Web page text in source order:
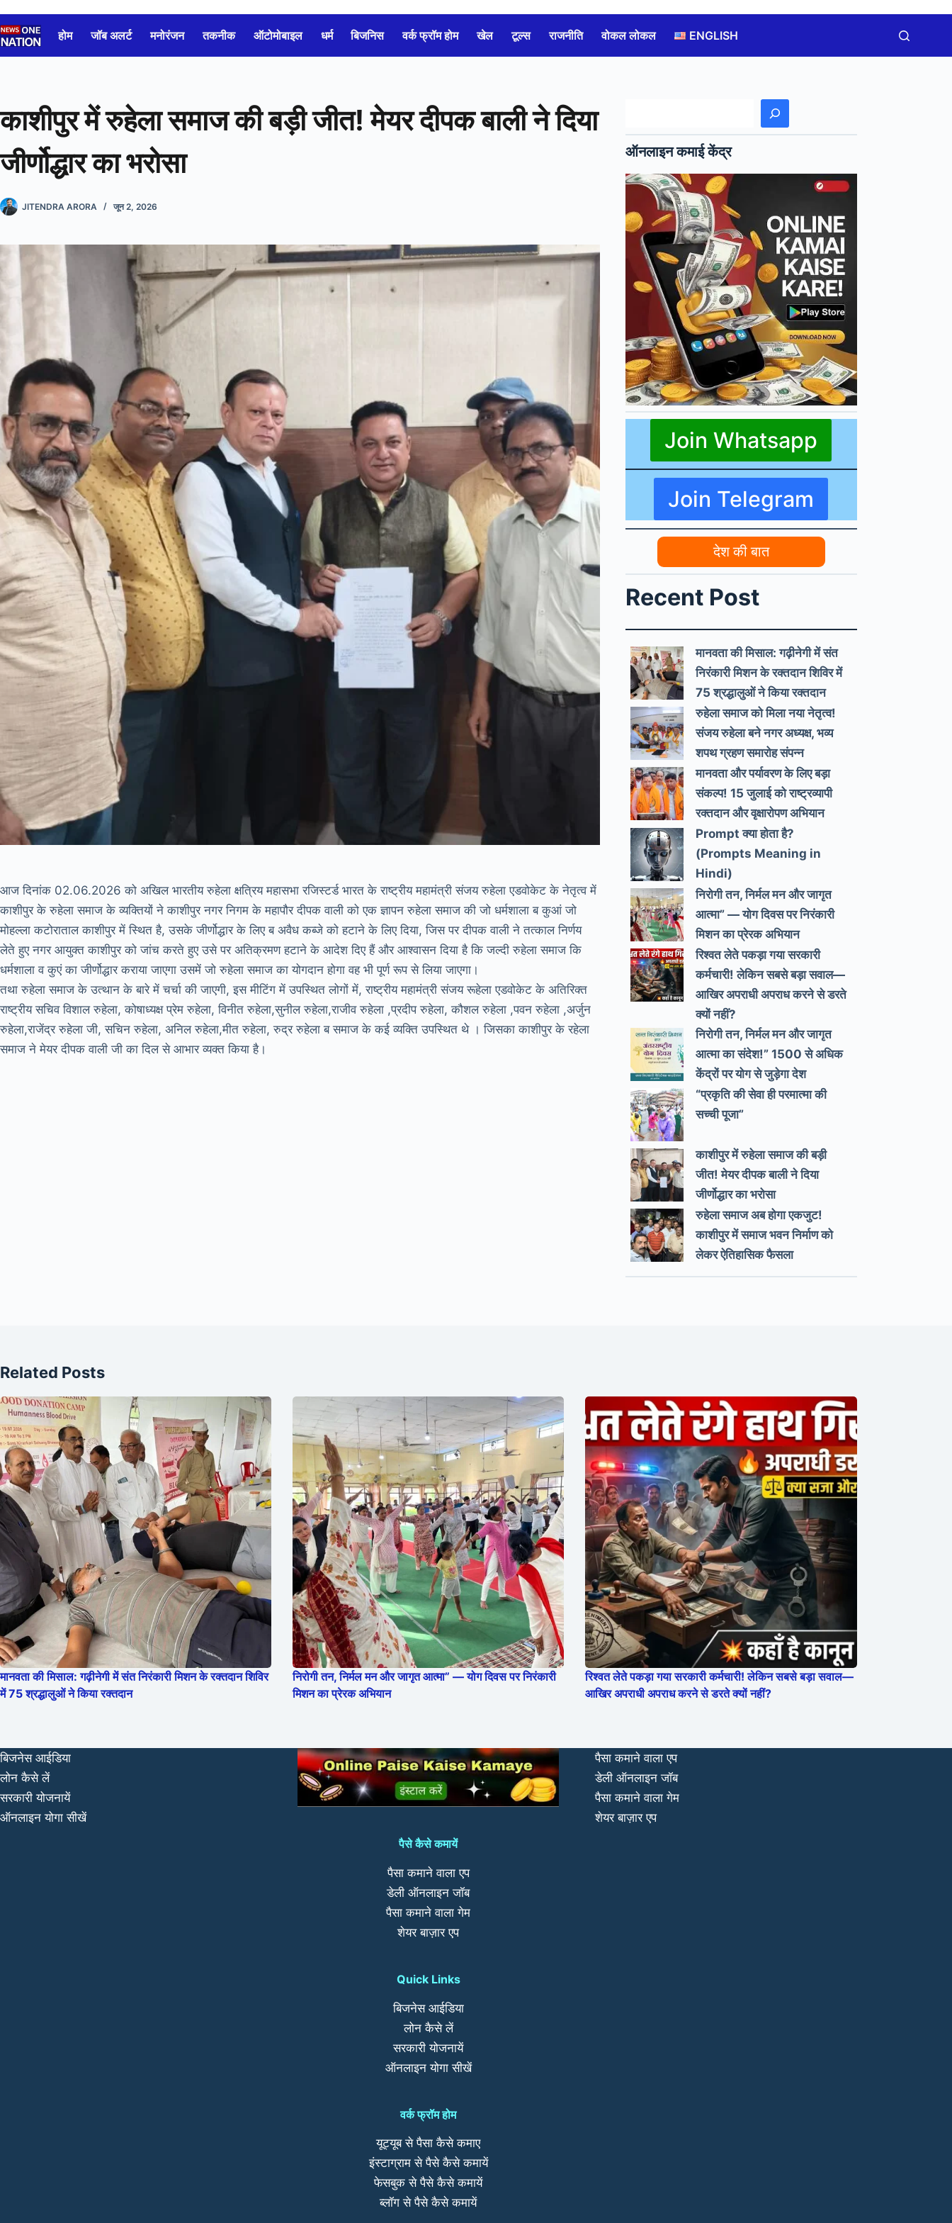
to
content
होम जॉब अलर्ट मनोरंजन तकनीक ऑटोमोबाइल धर्म बिजनिस वर्क फ्रॉम होम खेल टूल्स राजनीति वोकल लोकल ENGLISH
काशीपुर में रुहेला समाज की बड़ी जीत! मेयर दीपक बाली ने दिया
जीर्णोद्धार का भरोसा
JITENDRA ARORA जून 2, 2026
आज दिनांक 02.06.2026 को अखिल भारतीय रुहेला क्षत्रिय महासभा रजिस्टर्ड भारत के राष्ट्रीय महामंत्री संजय रुहेला एडवोकेट के नेतृत्व में
काशीपुर के रुहेला समाज के व्यक्तियों ने काशीपुर नगर निगम के महापौर दीपक वाली को एक ज्ञापन रुहेला समाज की जो धर्मशाला ब कुआं जो
मोहल्ला कटोराताल काशीपुर में स्थित है, उसके जीर्णोद्धार के लिए ब अवैध कब्जे को हटाने के लिए दिया, जिस पर दीपक वाली ने तत्काल निर्णय
लेते हुए नगर आयुक्त काशीपुर को जांच करते हुए उसे पर अतिक्रमण हटाने के आदेश दिए हैं और आश्वासन दिया है कि जल्दी रुहेला समाज कि
धर्मशाला व कुएं का जीर्णोद्धार कराया जाएगा उसमें जो रुहेला समाज का योगदान होगा वह भी पूर्ण रूप से लिया जाएगा।
तथा रुहेला समाज के उत्थान के बारे में चर्चा की जाएगी, इस मीटिंग में उपस्थित लोगों में, राष्ट्रीय महामंत्री संजय रूहेला एडवोकेट के अतिरिक्त
राष्ट्रीय सचिव विशाल रुहेला, कोषाध्यक्ष प्रेम रुहेला, विनीत रुहेला,सुनील रुहेला,राजीव रुहेला ,प्रदीप रुहेला, कौशल रुहेला ,पवन रुहेला ,अर्जुन
रुहेला,राजेंद्र रुहेला जी, सचिन रुहेला, अनिल रुहेला,मीत रुहेला, रुद्र रुहेला ब समाज के कई व्यक्ति उपस्थित थे । जिसका काशीपुर के रहेला
समाज ने मेयर दीपक वाली जी का दिल से आभार व्यक्त किया है।
ऑनलाइन कमाई केंद्र
Join Whatsapp
Join Telegram
देश की बात
Recent Post
मानवता की मिसाल: गढ़ीनेगी में संत
निरंकारी मिशन के रक्तदान शिविर में
75 श्रद्धालुओं ने किया रक्तदान
रुहेला समाज को मिला नया नेतृत्व!
संजय रुहेला बने नगर अध्यक्ष, भव्य
शपथ ग्रहण समारोह संपन्न
मानवता और पर्यावरण के लिए बड़ा
संकल्प! 15 जुलाई को राष्ट्रव्यापी
रक्तदान और वृक्षारोपण अभियान
Prompt क्या होता है?
(Prompts Meaning in
Hindi)
निरोगी तन, निर्मल मन और जागृत
आत्मा” — योग दिवस पर निरंकारी
मिशन का प्रेरक अभियान
रिश्वत लेते पकड़ा गया सरकारी
कर्मचारी! लेकिन सबसे बड़ा सवाल—
आखिर अपराधी अपराध करने से डरते
क्यों नहीं?
निरोगी तन, निर्मल मन और जागृत
आत्मा का संदेश!” 1500 से अधिक
केंद्रों पर योग से जुड़ेगा देश
“प्रकृति की सेवा ही परमात्मा की
सच्ची पूजा”
काशीपुर में रुहेला समाज की बड़ी
जीत! मेयर दीपक बाली ने दिया
जीर्णोद्धार का भरोसा
रुहेला समाज अब होगा एकजुट!
काशीपुर में समाज भवन निर्माण को
लेकर ऐतिहासिक फैसला
Related Posts
मानवता की मिसाल: गढ़ीनेगी में संत निरंकारी मिशन के रक्तदान शिविर
में 75 श्रद्धालुओं ने किया रक्तदान
निरोगी तन, निर्मल मन और जागृत आत्मा” — योग दिवस पर निरंकारी
मिशन का प्रेरक अभियान
रिश्वत लेते पकड़ा गया सरकारी कर्मचारी! लेकिन सबसे बड़ा सवाल—
आखिर अपराधी अपराध करने से डरते क्यों नहीं?
बिजनेस आईडिया
लोन कैसे लें
सरकारी योजनायें
ऑनलाइन योगा सीखें
पैसे कैसे कमायें
पैसा कमाने वाला एप
डेली ऑनलाइन जॉब
पैसा कमाने वाला गेम
शेयर बाज़ार एप
Quick Links
बिजनेस आईडिया
लोन कैसे लें
सरकारी योजनायें
ऑनलाइन योगा सीखें
वर्क फ्रॉम होम
यूट्यूब से पैसा कैसे कमाए
इंस्टाग्राम से पैसे कैसे कमायें
फेसबुक से पैसे कैसे कमायें
ब्लॉग से पैसे कैसे कमायें
पैसा कमाने वाला एप
डेली ऑनलाइन जॉब
पैसा कमाने वाला गेम
शेयर बाज़ार एप